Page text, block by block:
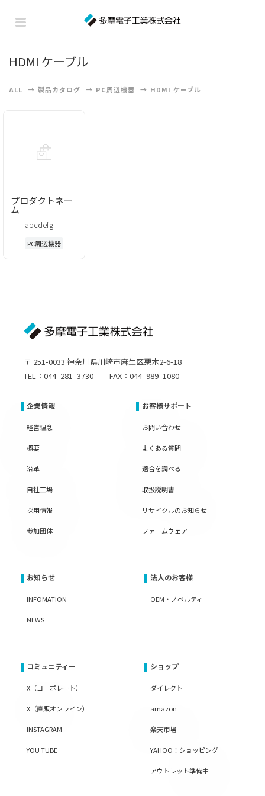
HDMI ケーブル
ALL 製品カタログ PC周辺機器 HDMI ケーブル
プロダクトネー
ム
abcdefg
PC周辺機器
〒 251-0033 神奈川県川崎市麻生区栗木2-6-18
TEL：044–281–3730 FAX：044–989–1080
企業情報
経営理念
概要
沿革
自社工場
採用情報
参加団体
お客様サポート
お問い合わせ
よくある質問
適合を調べる
取扱説明書
リサイクルのお知らせ
ファームウェア
お知らせ
INFOMATION
NEWS
法人のお客様
OEM・ノベルティ
コミュニティー
X（コーポレート）
X（直販オンライン）
INSTAGRAM
YOU TUBE
ショップ
ダイレクト
amazon
楽天市場
YAHOO！ショッピング
アウトレット準備中